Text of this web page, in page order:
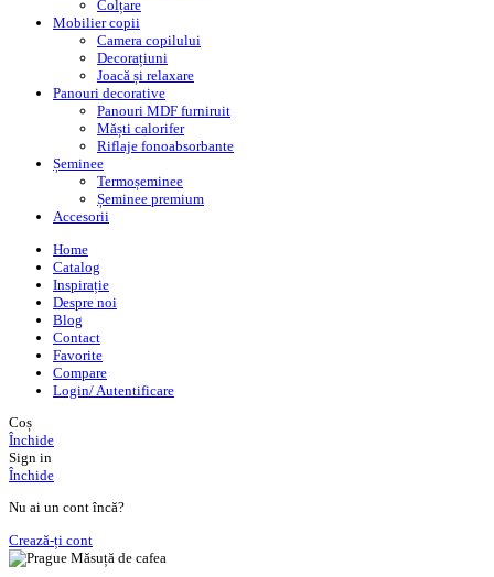
Colțare
Mobilier copii
Camera copilului
Decorațiuni
Joacă și relaxare
Panouri decorative
Panouri MDF furniruit
Măști calorifer
Riflaje fonoabsorbante
Șeminee
Termoșeminee
Șeminee premium
Accesorii
Home
Catalog
Inspirație
Despre noi
Blog
Contact
Favorite
Compare
Login/ Autentificare
Coș
Închide
Sign in
Închide
Nu ai un cont încă?
Crează-ți cont